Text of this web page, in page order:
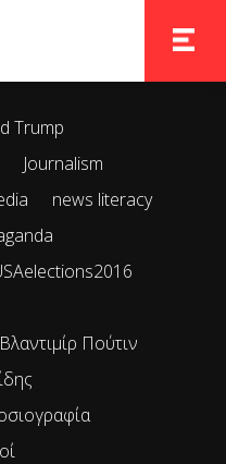
looking for. Perhaps
Trump
Journalism
news literacy
Βλαντιμίρ Πούτιν